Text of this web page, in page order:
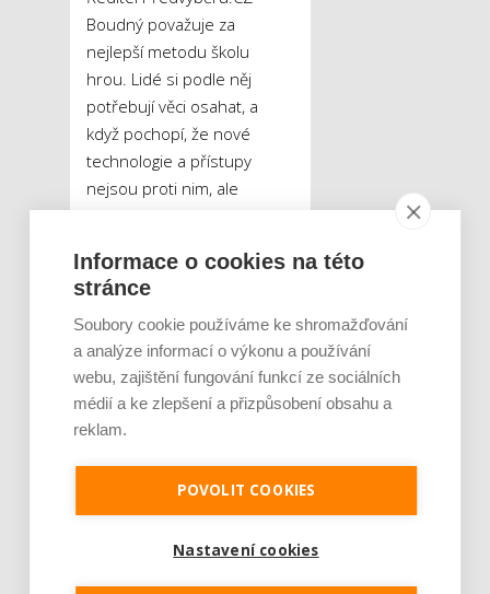
Boudný považuje za
nejlepší metodu školu
hrou. Lidé si podle něj
potřebují věci osahat, a
když pochopí, že nové
technologie a přístupy
nejsou proti nim, ale
K tomu je třeba, aby se
nestyděli přiznat, že něco
neumějí, ani by je kvůli
tomu ostatní neměli stavět
do kouta. Ve funkčním
týmu se pak jeden
zaměstnanec učí od
druhého.„Značně
nápomocné mohou být
v tomto ohledu
nadstandardní vazby uvnitř
Informace o cookies na této
stránce
Soubory cookie používáme ke shromažďování
a analýze informací o výkonu a používání
webu, zajištění fungování funkcí ze sociálních
médií a ke zlepšení a přizpůsobení obsahu a
reklam.
POVOLIT COOKIES
Nastavení cookies